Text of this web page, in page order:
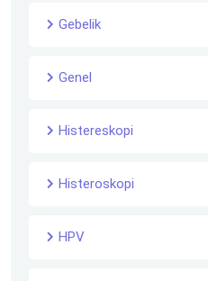
Gebelik
Genel
Histereskopi
Histeroskopi
HPV